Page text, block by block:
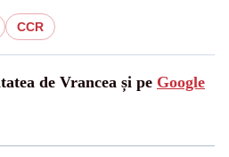
CCR
de Vrancea și pe Google